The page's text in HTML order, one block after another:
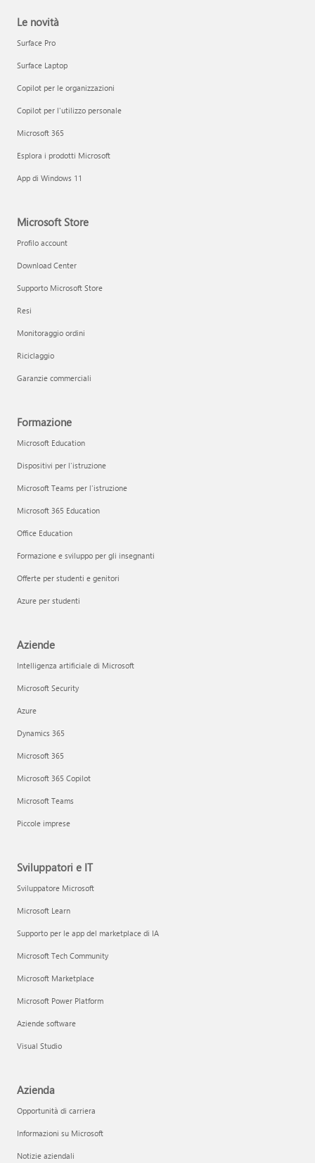
Le novità
Surface Pro
Surface Laptop
Copilot per le organizzazioni
Copilot per l'utilizzo personale
Microsoft 365
Esplora i prodotti Microsoft
App di Windows 11
Microsoft Store
Profilo account
Download Center
Supporto Microsoft Store
Resi
Monitoraggio ordini
Riciclaggio
Garanzie commerciali
Formazione
Microsoft Education
Dispositivi per l'istruzione
Microsoft Teams per l'istruzione
Microsoft 365 Education
Office Education
Formazione e sviluppo per gli insegnanti
Offerte per studenti e genitori
Azure per studenti
Aziende
Intelligenza artificiale di Microsoft
Microsoft Security
Azure
Dynamics 365
Microsoft 365
Microsoft 365 Copilot
Microsoft Teams
Piccole imprese
Sviluppatori e IT
Sviluppatore Microsoft
Microsoft Learn
Supporto per le app del marketplace di IA
Microsoft Tech Community
Microsoft Marketplace
Microsoft Power Platform
Aziende software
Visual Studio
Azienda
Opportunità di carriera
Informazioni su Microsoft
Notizie aziendali